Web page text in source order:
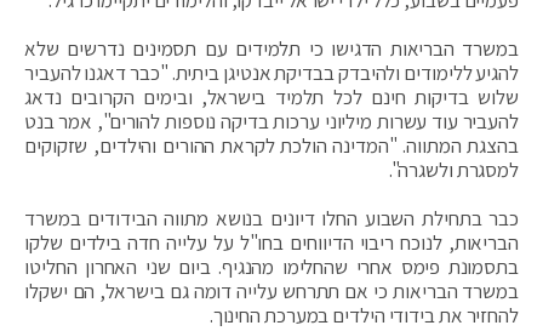
במשרד הבריאות הדגישו כי תלמידים עם תסמינים נדרשים שלא
להגיע ללימודים ולהיבדק בבדיקת אנטיגן ביתית. "כבר דאגנו להעביר
שלוש בדיקות חינם לכל תלמיד בישראל, ובימים הקרובים נדאג
להעביר עוד עשרות מיליוני ערכות בדיקה נוספות להורים", אמר בנט
בהצגת המתווה. "המדינה הולכת לקראת ההורים והילדים, שזקוקים
למסגרת ולשגרה".
כבר בתחילת השבוע החלו דיונים בנושא מתווה הבידודים במשרד
הבריאות, לנוכח ריבוי הדיווחים בחו"ל על עלייה חדה בילדים שלקו
בתסמונת פימס אחרי שהחלימו מהנגיף. ביום שני האחרון החליטו
במשרד הבריאות כי אם תתרחש עלייה דומה גם בישראל, הם ישקלו
להחזיר את בידודי הילדים במערכת החינוך.